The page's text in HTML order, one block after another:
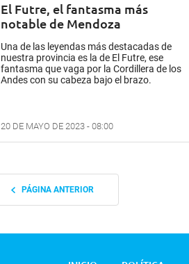
El Futre, el fantasma más
notable de Mendoza
Una de las leyendas más destacadas de
nuestra provincia es la de El Futre, ese
fantasma que vaga por la Cordillera de los
Andes con su cabeza bajo el brazo.
20 DE MAYO DE 2023 - 08:00
PÁGINA ANTERIOR